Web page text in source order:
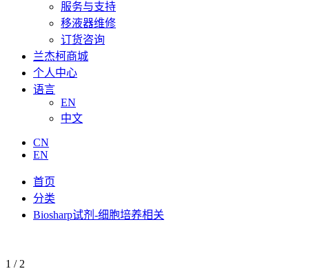
服务与支持
移液器维修
订货咨询
兰杰柯商城
个人中心
语言
EN
中文
CN
EN
首页
分类
Biosharp试剂-细胞培养相关
1 / 2